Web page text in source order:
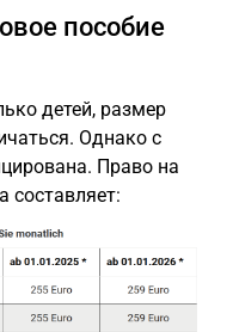
пособие
детей, размер
Однако с
Право на
составляет: